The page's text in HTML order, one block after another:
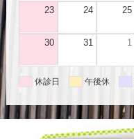
23 24 25
30 31 1
休診日 午後休